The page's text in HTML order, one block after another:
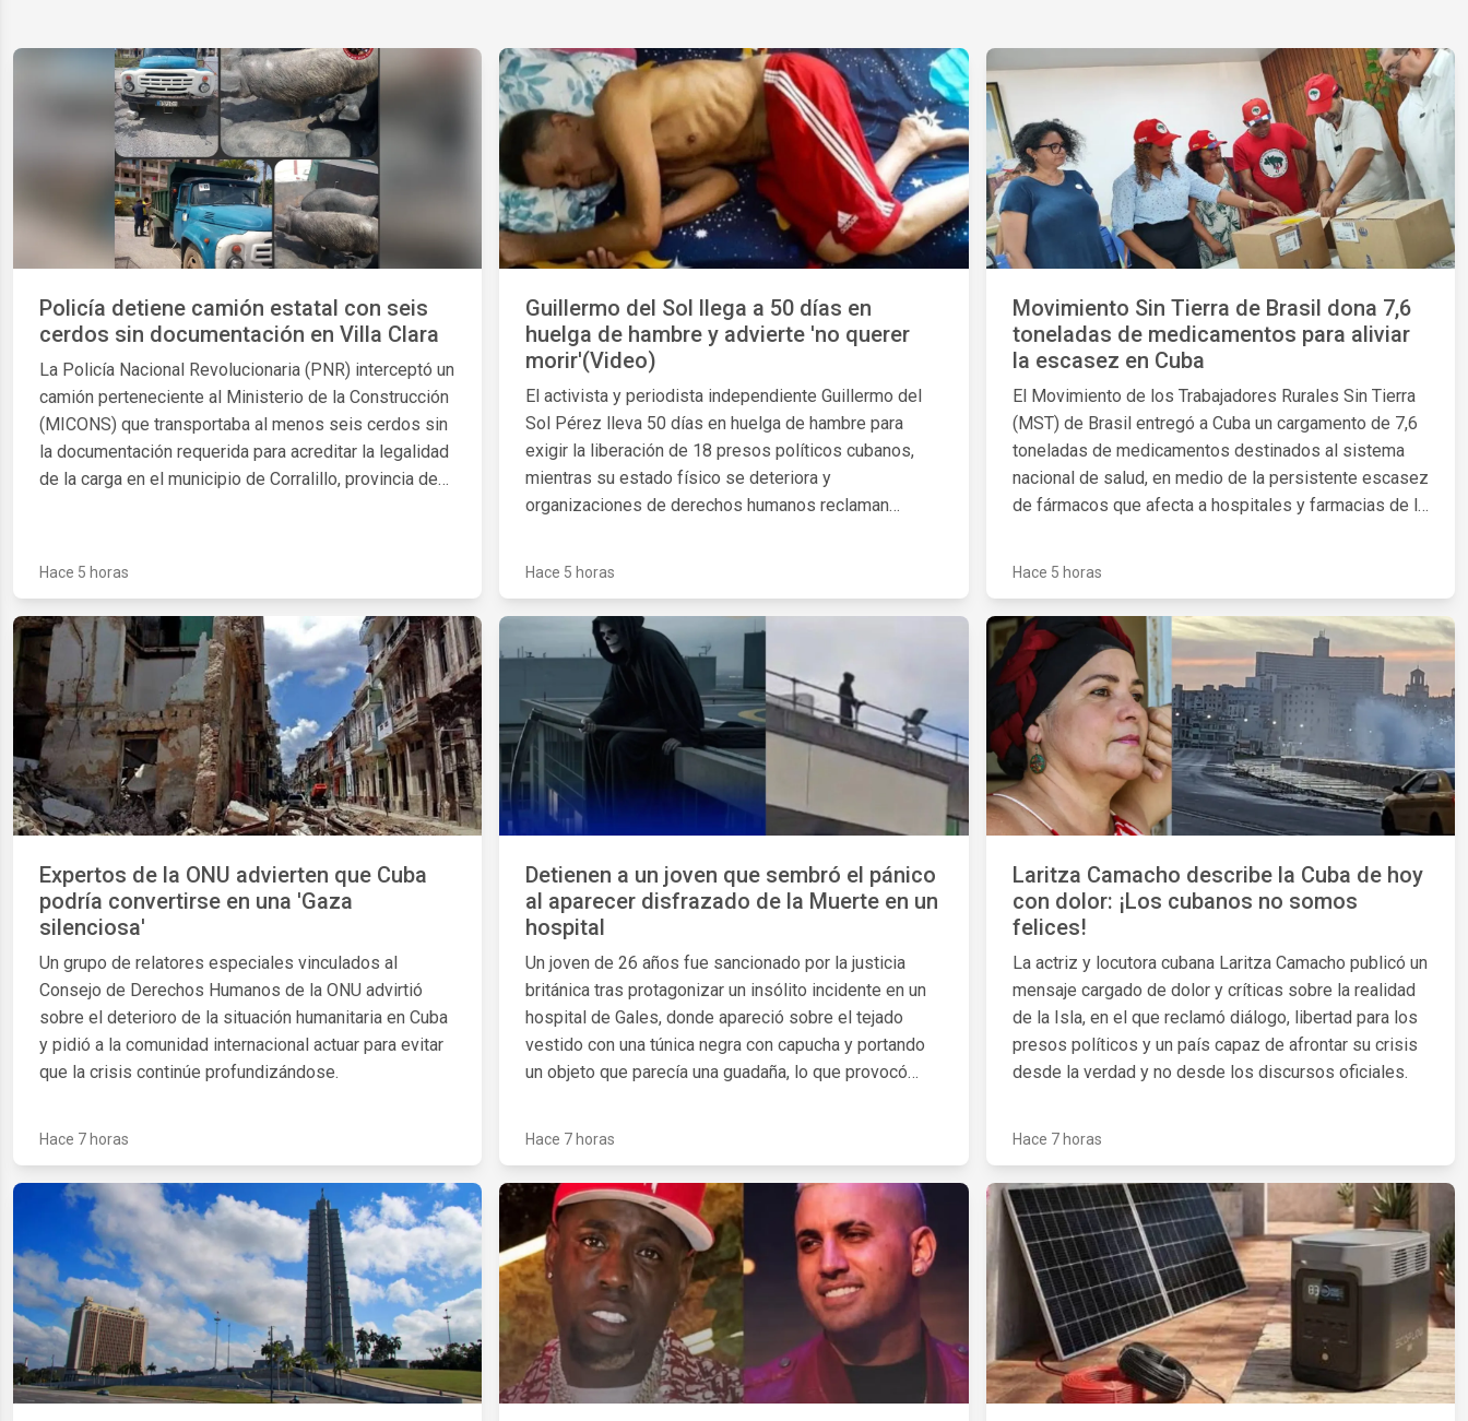
Policía detiene camión estatal con seis
cerdos sin documentación en Villa Clara
La Policía Nacional Revolucionaria (PNR) interceptó un
camión perteneciente al Ministerio de la Construcción
(MICONS) que transportaba al menos seis cerdos sin
la documentación requerida para acreditar la legalidad
de la carga en el municipio de Corralillo, provincia de
Hace 5 horas
Guillermo del Sol llega a 50 días en
huelga de hambre y advierte 'no querer
morir'(Video)
El activista y periodista independiente Guillermo del
Sol Pérez lleva 50 días en huelga de hambre para
exigir la liberación de 18 presos políticos cubanos,
mientras su estado físico se deteriora y
organizaciones de derechos humanos reclaman
Hace 5 horas
Movimiento Sin Tierra de Brasil dona 7,6
toneladas de medicamentos para aliviar
la escasez en Cuba
El Movimiento de los Trabajadores Rurales Sin Tierra
(MST) de Brasil entregó a Cuba un cargamento de 7,6
toneladas de medicamentos destinados al sistema
nacional de salud, en medio de la persistente escasez
de fármacos que afecta a hospitales y farmacias de la
Hace 5 horas
Expertos de la ONU advierten que Cuba
podría convertirse en una 'Gaza
silenciosa'
Un grupo de relatores especiales vinculados al
Consejo de Derechos Humanos de la ONU advirtió
sobre el deterioro de la situación humanitaria en Cuba
y pidió a la comunidad internacional actuar para evitar
que la crisis continúe profundizándose.
Hace 7 horas
Detienen a un joven que sembró el pánico
al aparecer disfrazado de la Muerte en un
hospital
Un joven de 26 años fue sancionado por la justicia
británica tras protagonizar un insólito incidente en un
hospital de Gales, donde apareció sobre el tejado
vestido con una túnica negra con capucha y portando
un objeto que parecía una guadaña, lo que provocó
Hace 7 horas
Laritza Camacho describe la Cuba de hoy
con dolor: ¡Los cubanos no somos
felices!
La actriz y locutora cubana Laritza Camacho publicó un
mensaje cargado de dolor y críticas sobre la realidad
de la Isla, en el que reclamó diálogo, libertad para los
presos políticos y un país capaz de afrontar su crisis
desde la verdad y no desde los discursos oficiales.
Hace 7 horas